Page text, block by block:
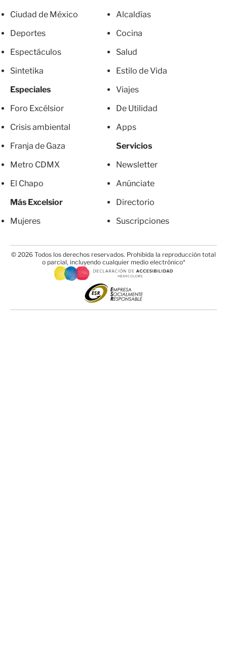
Ciudad de México
Deportes
Espectáculos
Sintetika
Especiales
Foro Excélsior
Crisis ambiental
Franja de Gaza
Metro CDMX
El Chapo
Más Excelsior
Mujeres
Alcaldías
Cocina
Salud
Estilo de Vida
Viajes
De Utilidad
Apps
Servicios
Newsletter
Anúnciate
Directorio
Suscripciones
© 2026 Todos los derechos reservados. Prohibida la reproducción total
o parcial, incluyendo cualquier medio electrónico*